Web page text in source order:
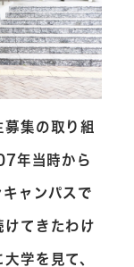
集の取り組
年当時から
ャンパスで
けてきたわけ
学を見て、